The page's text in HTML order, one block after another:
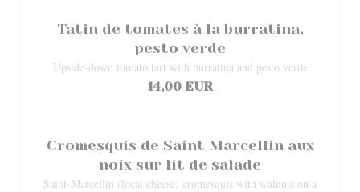
Tatin de tomates à la burratina,
pesto verde
Upside-down tomato tart with burratina and pesto verde
14,00 EUR
Cromesquis de Saint Marcellin aux
noix sur lit de salade
Saint-Marcellin (local cheese) cromesquis with walnuts on a